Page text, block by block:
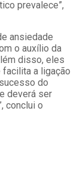
prevalece”,
ansiedade
o auxílio da
disso, eles
a ligação
do
deverá ser
conclui o